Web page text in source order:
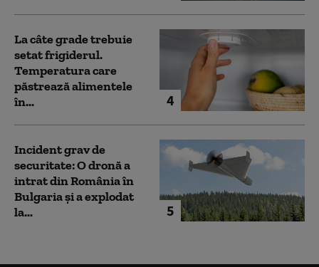
4
La câte grade trebuie
setat frigiderul.
Temperatura care
păstrează alimentele
în...
5
Incident grav de
securitate: O dronă a
intrat din România în
Bulgaria şi a explodat
la...